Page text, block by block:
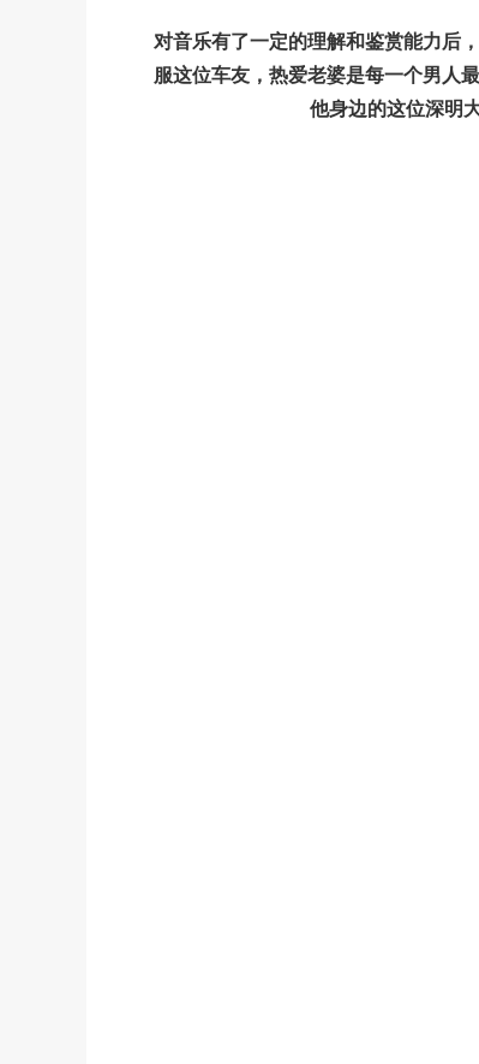
对音乐有了一定的理解和鉴赏能力后
服这位车友，热爱老婆是每一个男人
他身边的这位深明